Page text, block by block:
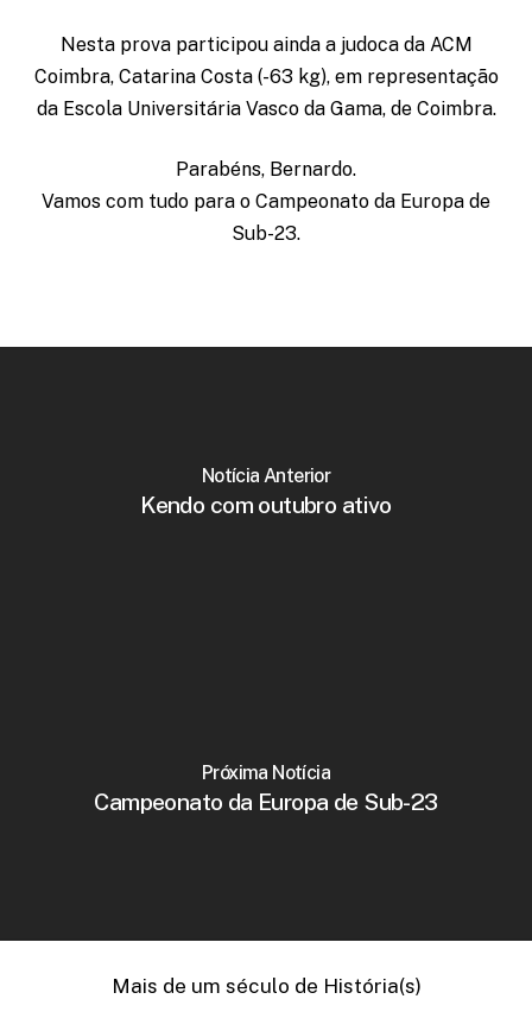
Nesta prova participou ainda a judoca da ACM
Coimbra, Catarina Costa (-63 kg), em representação
da Escola Universitária Vasco da Gama, de Coimbra.
Parabéns, Bernardo.
Vamos com tudo para o Campeonato da Europa de
Sub-23.
Notícia Anterior
Kendo com outubro ativo
Próxima Notícia
Campeonato da Europa de Sub-23
Mais de um século de História(s)